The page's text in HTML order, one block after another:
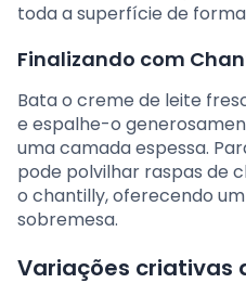
toda a superfície de
Finalizando com
Bata o creme de leite
e espalhe-o
uma camada espessa.
pode polvilhar raspas de
o chantilly, oferecendo
sobremesa.
Variações criativas